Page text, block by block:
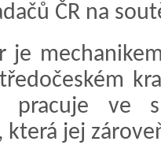
ČR na
je
pracuje ve
která jej